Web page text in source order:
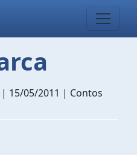
| 15/05/2011 | Contos